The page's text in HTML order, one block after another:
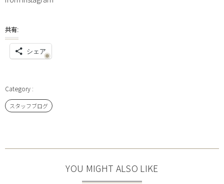
共有:
シェア
スタッフブログ
YOU MIGHT ALSO LIKE